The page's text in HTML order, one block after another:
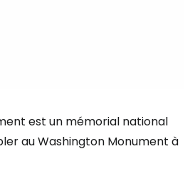
est un mémorial national
au Washington Monument à